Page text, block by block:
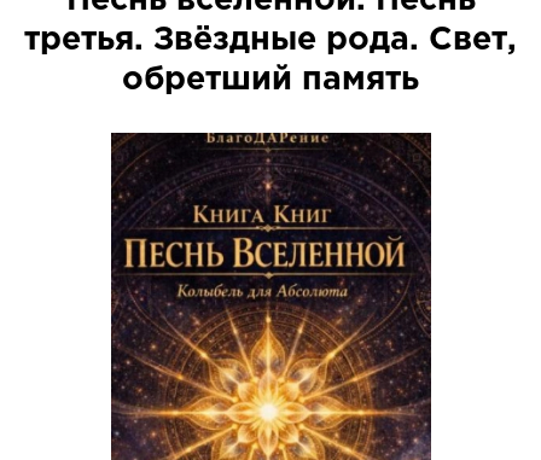
третья. Звёздные рода. Свет,
обретший память